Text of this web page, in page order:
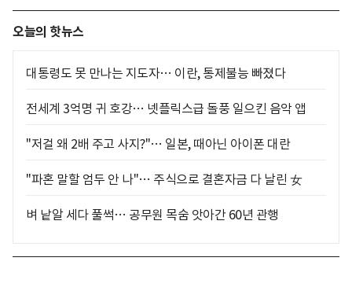
오늘의 핫뉴스
대통령도 못 만나는 지도자… 이란, 통제불능 빠졌다
전세계 3억명 귀 호강… 넷플릭스급 돌풍 일으킨 음악 앱
"저걸 왜 2배 주고 사지?"… 일본, 때아닌 아이폰 대란
"파혼 말할 엄두 안 나"… 주식으로 결혼자금 다 날린 女
벼 낱알 세다 풀썩… 공무원 목숨 앗아간 60년 관행